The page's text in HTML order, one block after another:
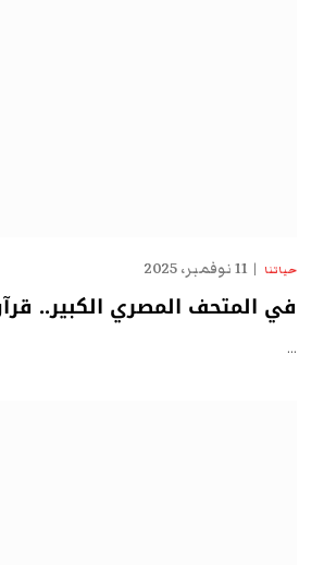
حياتنا 11 نوفمبر، 2025
في المتحف المصري الكبير..
…